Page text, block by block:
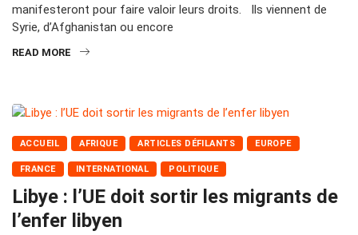
manifesteront pour faire valoir leurs droits. Ils viennent de
Syrie, d’Afghanistan ou encore
READ MORE
ACCUEIL AFRIQUE ARTICLES DÉFILANTS EUROPE
FRANCE INTERNATIONAL POLITIQUE
Libye : l’UE doit sortir les migrants de
l’enfer libyen